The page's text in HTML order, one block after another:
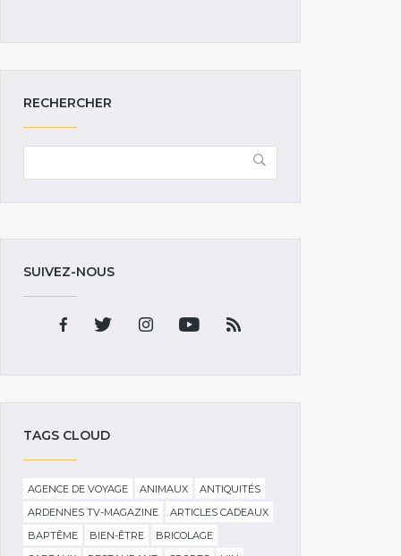
RECHERCHER
SUIVEZ-NOUS
TAGS CLOUD
AGENCE DE VOYAGE ANIMAUX
ANTIQUITÉS
ARDENNES TV-MAGAZINE
ARTICLES CADEAUX
BAPTÊME
BIEN-ÊTRE
BRICOLAGE